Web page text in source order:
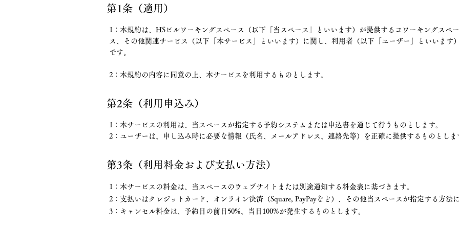
第1条（適用）
1：本規約は、HSビルワーキングスペース（以下「当スペース」といいます）が提供するコワーキングスペ
ス、その他関連サービス（以下「本サービス」といいます）に関し、利用者（以下「ユーザー」といいます
です。
​2：本規約の内容に同意の上、本サービスを利用するものとします。
第2条（利用申込み）
1：本サービスの利用は、当スペースが指定する予約システムまたは申込書を通じて行うものとします。
2：ユーザーは、申し込み時に必要な情報（氏名、メールアドレス、連絡先等）を正確に提供するものとしま
第3条（利用料金および支払い方法）
1：本サービスの料金は、当スペースのウェブサイトまたは別途通知する料金表に基づきます。
2：支払いはクレジットカード、オンライン決済（Square, PayPayなど）、その他当スペースが指定する方法
3：キャンセル料金は、予約日の前日50%、当日100%が発生するものとします。